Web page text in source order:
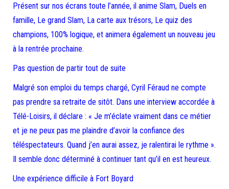
Présent sur nos écrans toute l’année, il anime Slam, Duels en
famille, Le grand Slam, La carte aux trésors, Le quiz des
champions, 100% logique, et animera également un nouveau jeu
à la rentrée prochaine.
Pas question de partir tout de suite
Malgré son emploi du temps chargé, Cyril Féraud ne compte
pas prendre sa retraite de sitôt. Dans une interview accordée à
Télé-Loisirs, il déclare : « Je m’éclate vraiment dans ce métier
et je ne peux pas me plaindre d’avoir la confiance des
téléspectateurs. Quand j’en aurai assez, je ralentirai le rythme ».
Il semble donc déterminé à continuer tant qu’il en est heureux.
Une expérience difficile à Fort Boyard